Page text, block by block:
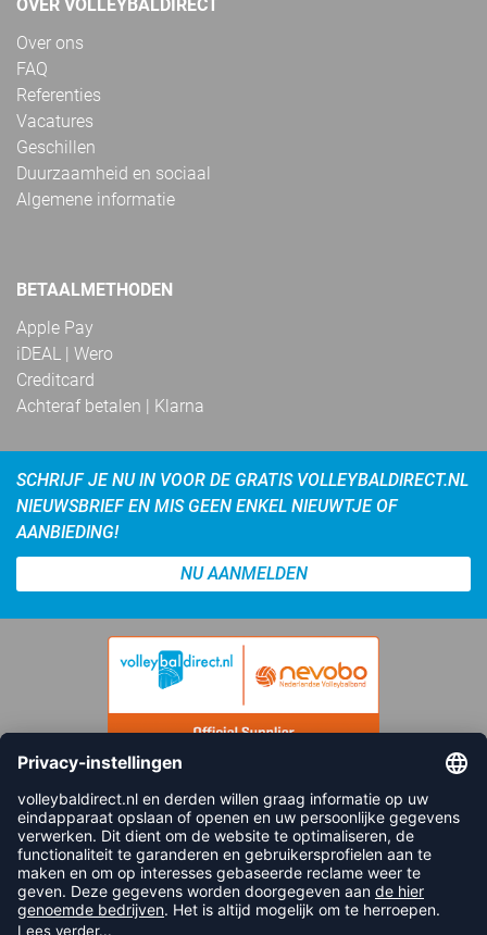
OVER VOLLEYBALDIRECT
Over ons
FAQ
Referenties
Vacatures
Geschillen
Duurzaamheid en sociaal
Algemene informatie
BETAALMETHODEN
Apple Pay
iDEAL | Wero
Creditcard
Achteraf betalen | Klarna
SCHRIJF JE NU IN VOOR DE GRATIS VOLLEYBALDIRECT.NL
NIEUWSBRIEF EN MIS GEEN ENKEL NIEUWTJE OF
AANBIEDING!
NU AANMELDEN
FOLLOW US